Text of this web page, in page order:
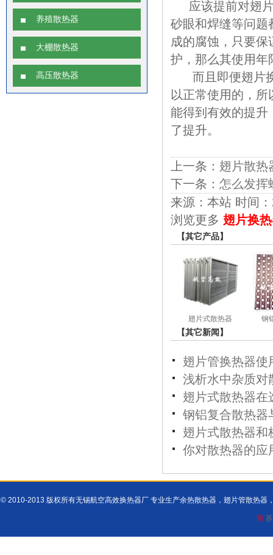
养殖散热器
大棚散热器
高压散热器
应该提前对翅片
砂眼和焊缝等问题
成的腐蚀，只要
护，那么其使用年
而且即便翅片换
以正常使用的，
能得到有效的提升
了提升。
上一条： 翅片散热
下一条： 怎么发挥
来源：本站 时间
浏览更多 翅片换
【其它产品】
翅片式散热器 钢
【其它新闻】
翅片管换热器使
浅析水中杂质对
翅片式散热器在
钢铝复合散热器
翅片式散热器和
你对散热器的应
© 2010-2013 版权所有无锡航空高效换热器厂 专业生产余热散热器，翅片管散热器
商